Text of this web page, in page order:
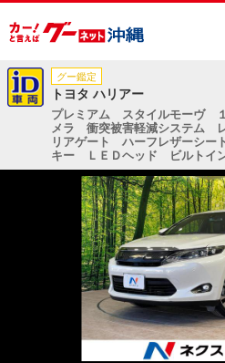
グー鑑定
トヨタ ハリアー
プレミアム スタイルモーヴ
メラ 衝突被害軽減システム
リアゲート ハーフレザーシ
キー ＬＥＤヘッド ビルトイ